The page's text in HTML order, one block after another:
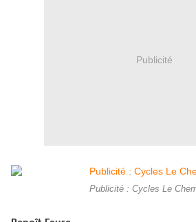
Publicité
Publicité : Cycles Le